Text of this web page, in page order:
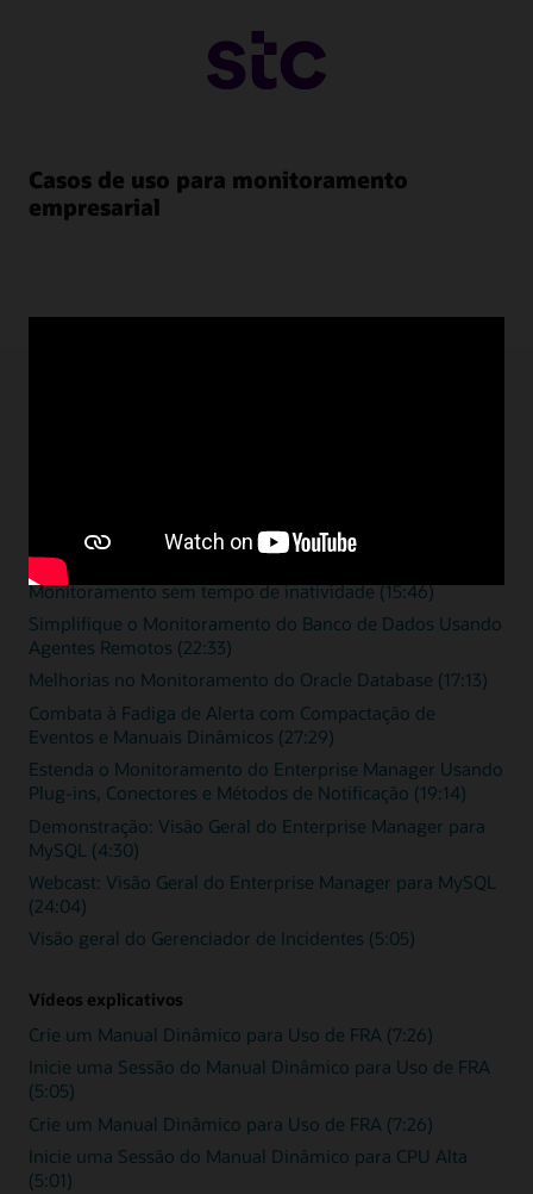
Casos de uso para monitoramento
empresarial
Vídeo de visão geral
Monitoramento sem tempo de inatividade (15:46)
Simplifique o Monitoramento do Banco de Dados Usando
Agentes Remotos (22:33)
Melhorias no Monitoramento do Oracle Database (17:13)
Combata à Fadiga de Alerta com Compactação de
Eventos e Manuais Dinâmicos (27:29)
Estenda o Monitoramento do Enterprise Manager Usando
Plug-ins, Conectores e Métodos de Notificação (19:14)
Demonstração: Visão Geral do Enterprise Manager para
MySQL (4:30)
Webcast: Visão Geral do Enterprise Manager para MySQL
(24:04)
Visão geral do Gerenciador de Incidentes (5:05)
Vídeos explicativos
Crie um Manual Dinâmico para Uso de FRA (7:26)
Inicie uma Sessão do Manual Dinâmico para Uso de FRA
(5:05)
Crie um Manual Dinâmico para Uso de FRA (7:26)
Inicie uma Sessão do Manual Dinâmico para CPU Alta
(5:01)